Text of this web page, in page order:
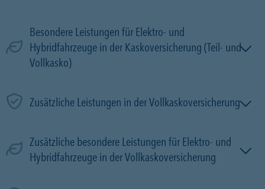
Besondere Leistungen für Elektro- und
Hybridfahrzeuge in der Kaskoversicherung (Teil- und
Vollkasko)
Zusätzliche Leistungen in der Vollkaskoversicherung
Zusätzliche besondere Leistungen für Elektro- und
Hybridfahrzeuge in der Vollkaskoversicherung